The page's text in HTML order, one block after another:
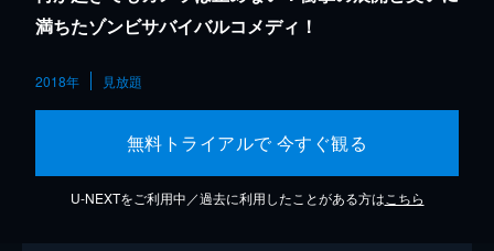
満ちたゾンビサバイバルコメディ！
2018年 見放題
無料トライアルで 今すぐ観る
U-NEXTをご利用中／過去に利用したことがある方は こちら